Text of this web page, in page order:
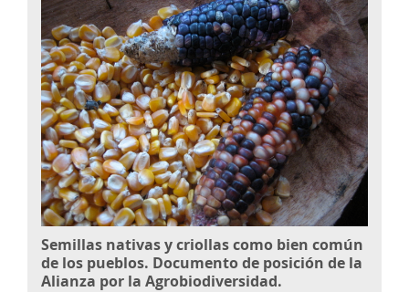
Semillas nativas y criollas como bien común
de los pueblos. Documento de posición de la
Alianza por la Agrobiodiversidad.